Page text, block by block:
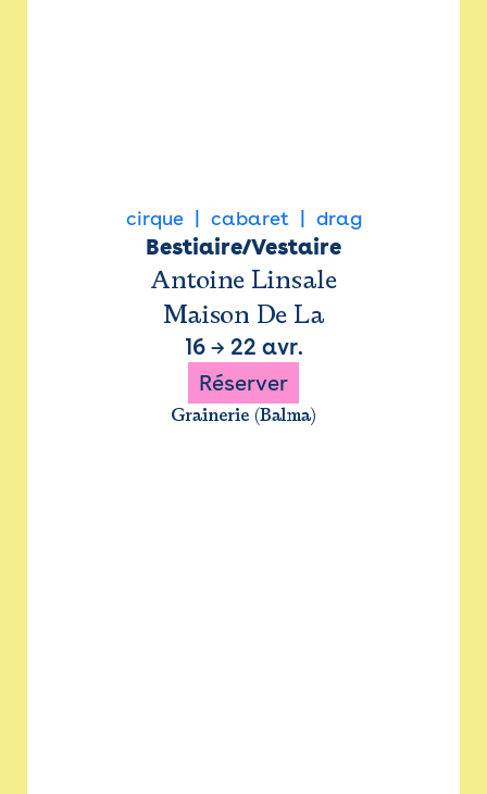
cirque cabaret drag
Bestiaire/Vestaire
Antoine Linsale
Maison De La
16→ 22 avr.
Réserver
Grainerie (Balma)